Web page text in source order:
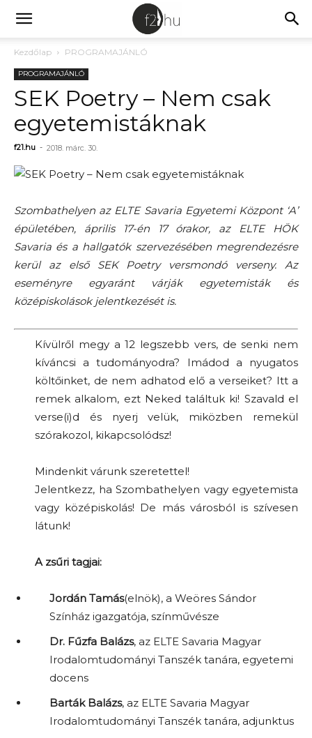
Kezdőlap PROGRAMAJÁNLÓ
PROGRAMAJÁNLÓ
SEK Poetry – Nem csak
egyetemistáknak
f21.hu - 2018. márc. 30.
Szombathelyen az ELTE Savaria Egyetemi Központ ‘A’
épületében, április 17-én 17 órakor, az ELTE HÖK
Savaria és a hallgatók szervezésében megrendezésre
kerül az első SEK Poetry versmondó verseny. Az
eseményre egyaránt várjákegyetemisták és
középiskolások jelentkezését is.
Kívülről megy a 12 legszebb vers, de senki nem
kíváncsi a tudományodra? Imádod a nyugatos
költőinket, de nem adhatod elő a verseiket? Itt a
remek alkalom, ezt Neked találtuk ki! Szavald el
verse(i)d és nyerj velük, miközben remekül
szórakozol, kikapcsolódsz!
Mindenkit várunk szeretettel!
Jelentkezz, ha Szombathelyen vagy egyetemista
vagy középiskolás! De más városból is szívesen
látunk!
A zsűri tagjai:
Jordán Tamás(elnök), a Weöres Sándor
Színház igazgatója, színművésze
Dr. Fűzfa Balázs, az ELTE Savaria Magyar
Irodalomtudományi Tanszék tanára, egyetemi
docens
Barták Balázs, az ELTE Savaria Magyar
Irodalomtudományi Tanszék tanára, adjunktus